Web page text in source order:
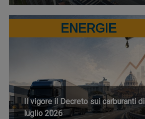
ENERGIE
Il vigore il Decreto sui carburanti di
luglio 2026